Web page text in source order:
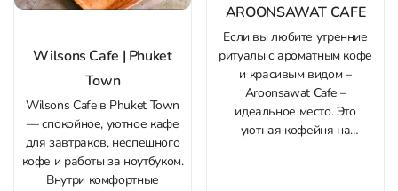
Wilsons Cafe | Phuket
Town
Wilsons Cafe в Phuket Town
— спокойное, уютное кафе
для завтраков, неспешного
кофе и работы за ноутбуком.
Внутри комфортные
AROONSAWAT CAFE
Если вы любите утренние
ритуалы с ароматным кофе
и красивым видом –
Aroonsawat Cafe –
идеальное место. Это
уютная кофейня на